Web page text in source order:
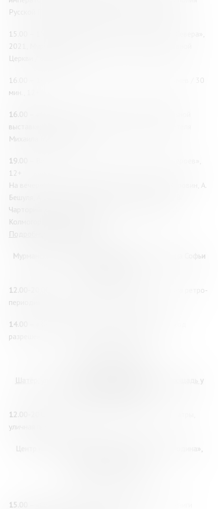
Русской Православной Церкви / 1 ч. 25 мин., 12+
15.00 – 15.50 Фильм «Первопроходцы Крайнего Севера»,
2021, Мурманская митрополия Русской Православной
Церкви / 50 мин., 12+
16.00 – 16.30 Фильм «Памятник», реж. Андрей Сычёв / 30
мин., 12+
16.00
выставке, посвящённой творчеству русского писателя
Михаила Булгакова, 12+
19.00
12+
На вечере выступят литераторы: Я. Березкин, А.Коровин, А.
Бешуля, А. Звягин, И. Виноградов, М. Чистоногова, В.
Чарторийский, Д. Ермолаев, А.Рыжов, Е. Белоус, Ю.
Колмогорова, А. Герасенко.
Подробнее о мероприятии
Мурманская областная научная библиотека, улица Софьи
12.00-20.00
«Пресс-поход на Арктику»: выставка ретро-
периодики об истории Кольского Севера, 12+
14.00
разрешён»: экскурсия по книгохранению, 12+
Шатёр, уличная площадка, ул. Пушкинская, 3 (площадь у
12.00-20.00
уличная площадка)
Центр научно-технологического творчества «Родина»,
15.00